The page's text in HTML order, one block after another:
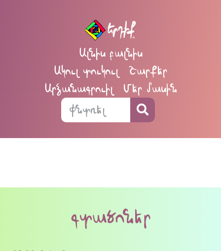
Ալնիս բալնիս
Ակուլ տուկուլ
Շարքեր
Արձանագրուիլ
Մեր մասին
գտածոներ